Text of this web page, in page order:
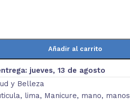
Añadir al carrito
jueves, 13 de agosto
y Belleza
, lima, Manicure, mano, manos